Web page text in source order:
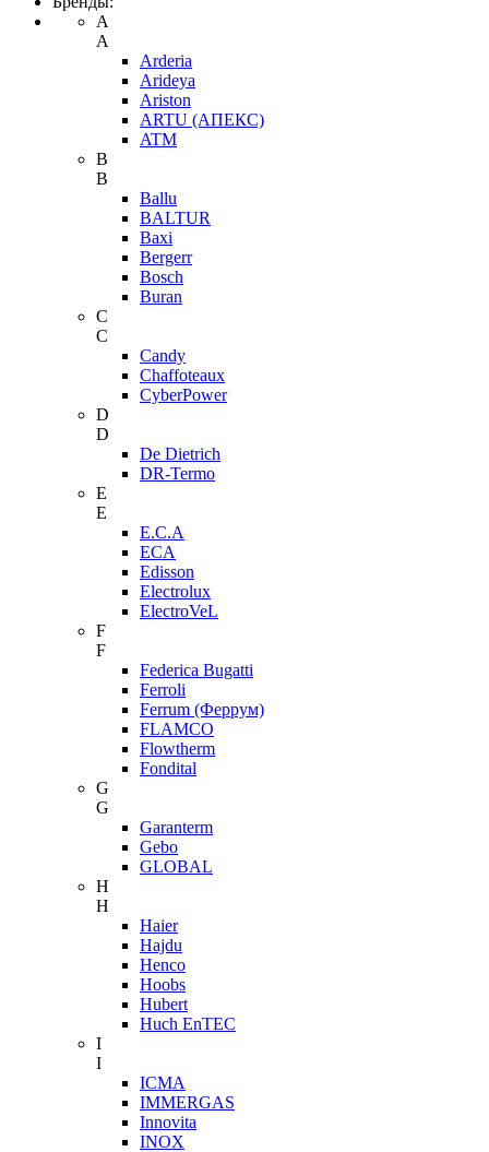
A
A
Arderia
Arideya
Ariston
ARTU (АПЕКС)
ATM
B
B
Ballu
BALTUR
Baxi
Bergerr
Bosch
Buran
C
C
Candy
Chaffoteaux
CyberPower
D
D
De Dietrich
DR-Termo
E
E
E.C.A
ECA
Edisson
Electrolux
ElectroVeL
F
F
Federica Bugatti
Ferroli
Ferrum (Феррум)
FLAMCO
Flowtherm
Fondital
G
G
Garanterm
Gebo
GLOBAL
H
H
Haier
Hajdu
Henco
Hoobs
Hubert
Huch EnTEC
I
I
ICMA
IMMERGAS
Innovita
INOX